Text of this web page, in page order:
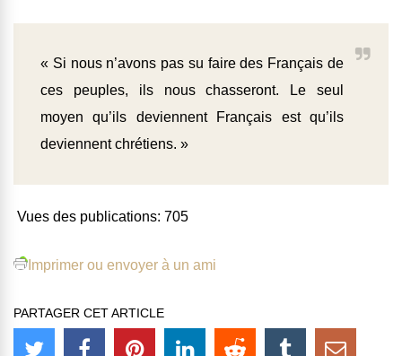
« Si nous n’avons pas su faire des Français de
ces peuples, ils nous chasseront. Le seul
moyen qu’ils deviennent Français est qu’ils
deviennent chrétiens. »
Vues des publications: 705
Imprimer ou envoyer à un ami
PARTAGER CET ARTICLE